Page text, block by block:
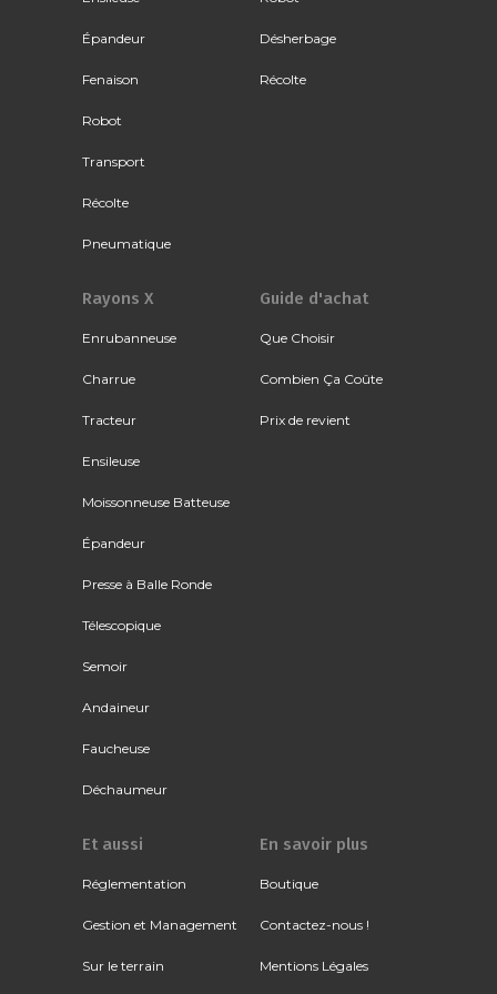
Épandeur
Fenaison
Robot
Transport
Récolte
Pneumatique
Désherbage
Récolte
Rayons X
Enrubanneuse
Charrue
Tracteur
Ensileuse
Moissonneuse Batteuse
Épandeur
Presse à Balle Ronde
Télescopique
Semoir
Andaineur
Faucheuse
Déchaumeur
Guide d'achat
Que Choisir
Combien Ça Coûte
Prix de revient
Et aussi
Réglementation
Gestion et Management
Sur le terrain
En savoir plus
Boutique
Contactez-nous !
Mentions Légales